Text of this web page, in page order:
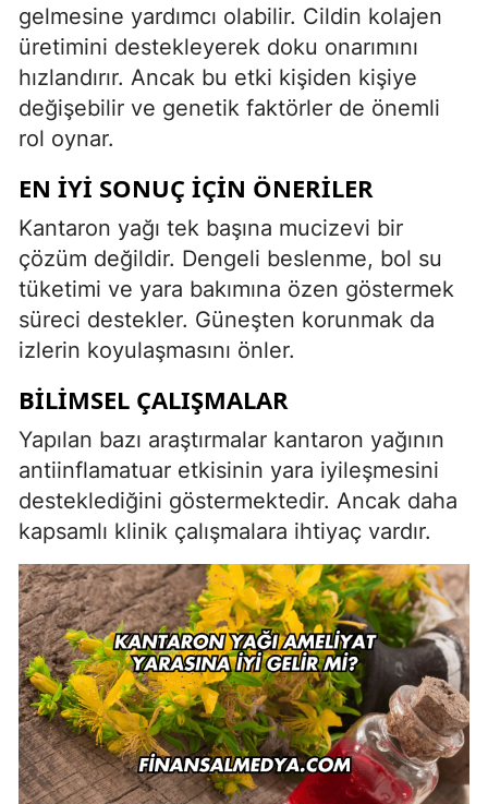
gelmesine yardımcı olabilir. Cildin kolajen
üretimini destekleyerek doku onarımını
hızlandırır. Ancak bu etki kişiden kişiye
değişebilir ve genetik faktörler de önemli
rol oynar.
EN İYI SONUÇ İÇIN ÖNERILER
Kantaron yağı tek başına mucizevi bir
çözüm değildir. Dengeli beslenme, bol su
tüketimi ve yara bakımına özen göstermek
süreci destekler. Güneşten korunmak da
izlerin koyulaşmasını önler.
BILIMSEL ÇALIŞMALAR
Yapılan bazı araştırmalar kantaron yağının
antiinflamatuar etkisinin yara iyileşmesini
desteklediğini göstermektedir. Ancak daha
kapsamlı klinik çalışmalara ihtiyaç vardır.